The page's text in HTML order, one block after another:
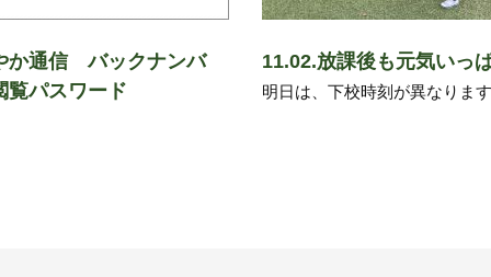
か通信 バックナンバ
パスワード
11.02.放課後も元気いっ
明日は、下校時刻が異なりま